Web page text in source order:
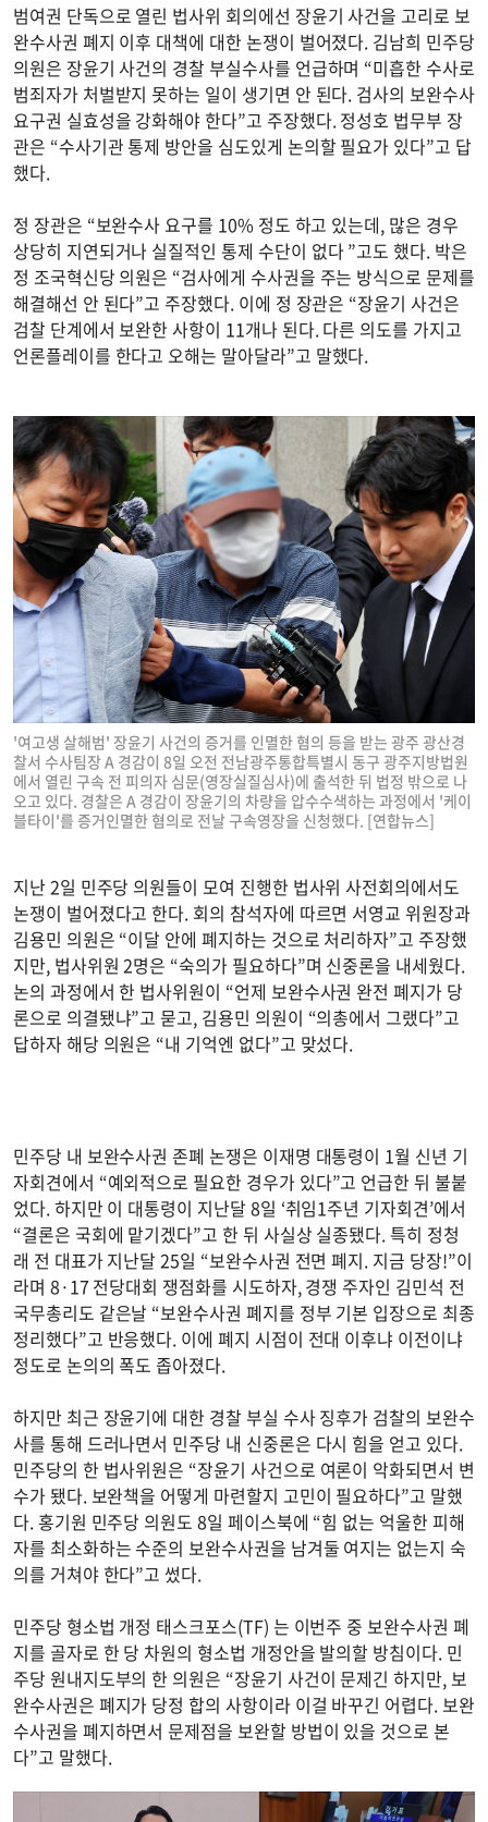
범여권 단독으로 열린 법사위 회의에선 장윤기 사건을 고리로 보
완수사권 폐지 이후 대책에 대한 논쟁이 벌어졌다. 김남희 민주당
의원은 장윤기 사건의 경찰 부실수사를 언급하며 “미흡한 수사로
범죄자가 처벌받지 못하는 일이 생기면 안 된다. 검사의 보완수사
요구권 실효성을 강화해야 한다”고 주장했다. 정성호 법무부 장
관은 “수사기관 통제 방안을 심도있게 논의할 필요가 있다”고 답
했다.
정 장관은 “보완수사 요구를 10% 정도 하고 있는데, 많은 경우
상당히 지연되거나 실질적인 통제 수단이 없다 ”고도 했다. 박은
정 조국혁신당 의원은 “검사에게 수사권을 주는 방식으로 문제를
해결해선 안 된다”고 주장했다. 이에 정 장관은 “장윤기 사건은
검찰 단계에서 보완한 사항이 11개나 된다. 다른 의도를 가지고
언론플레이를 한다고 오해는 말아달라”고 말했다.
'여고생 살해범' 장윤기 사건의 증거를 인멸한 혐의 등을 받는 광주 광산경
찰서 수사팀장 A 경감이 8일 오전 전남광주통합특별시 동구 광주지방법원
에서 열린 구속 전 피의자 심문(영장실질심사)에 출석한 뒤 법정 밖으로 나
오고 있다. 경찰은 A 경감이 장윤기의 차량을 압수수색하는 과정에서 '케이
블타이'를 증거인멸한 혐의로 전날 구속영장을 신청했다. [연합뉴스]
지난 2일 민주당 의원들이 모여 진행한 법사위 사전회의에서도
논쟁이 벌어졌다고 한다. 회의 참석자에 따르면 서영교 위원장과
김용민 의원은 “이달 안에 폐지하는 것으로 처리하자”고 주장했
지만, 법사위원 2명은 “숙의가 필요하다”며 신중론을 내세웠다.
논의 과정에서 한 법사위원이 “언제 보완수사권 완전 폐지가 당
론으로 의결됐냐”고 묻고, 김용민 의원이 “의총에서 그랬다”고
답하자 해당 의원은 “내 기억엔 없다”고 맞섰다.
민주당 내 보완수사권 존폐 논쟁은 이재명 대통령이 1월 신년 기
자회견에서 “예외적으로 필요한 경우가 있다”고 언급한 뒤 불붙
었다. 하지만 이 대통령이 지난달 8일 ‘취임1주년 기자회견’에서
“결론은 국회에 맡기겠다”고 한 뒤 사실상 실종됐다. 특히 정청
래 전 대표가 지난달 25일 “보완수사권 전면 폐지. 지금 당장!”이
라며 8·17 전당대회 쟁점화를 시도하자, 경쟁 주자인 김민석 전
국무총리도 같은날 “보완수사권 폐지를 정부 기본 입장으로 최종
정리했다”고 반응했다. 이에 폐지 시점이 전대 이후냐 이전이냐
정도로 논의의 폭도 좁아졌다.
하지만 최근 장윤기에 대한 경찰 부실 수사 징후가 검찰의 보완수
사를 통해 드러나면서 민주당 내 신중론은 다시 힘을 얻고 있다.
민주당의 한 법사위원은 “장윤기 사건으로 여론이 악화되면서 변
수가 됐다. 보완책을 어떻게 마련할지 고민이 필요하다”고 말했
다. 홍기원 민주당 의원도 8일 페이스북에 “힘 없는 억울한 피해
자를 최소화하는 수준의 보완수사권을 남겨둘 여지는 없는지 숙
의를 거쳐야 한다”고 썼다.
민주당 형소법 개정 태스크포스(TF) 는 이번주 중 보완수사권 폐
지를 골자로 한 당 차원의 형소법 개정안을 발의할 방침이다. 민
주당 원내지도부의 한 의원은 “장윤기 사건이 문제긴 하지만, 보
완수사권은 폐지가 당정 합의 사항이라 이걸 바꾸긴 어렵다. 보완
수사권을 폐지하면서 문제점을 보완할 방법이 있을 것으로 본
다”고 말했다.